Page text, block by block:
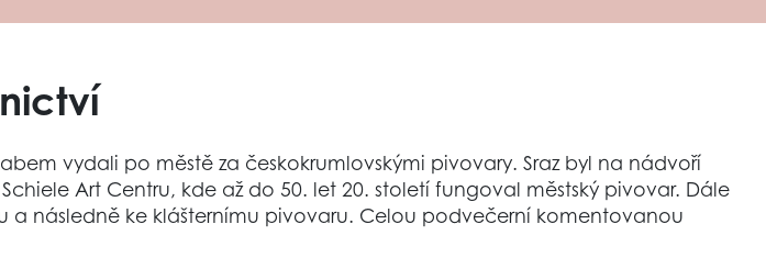
vydali po městě za českokrumlovskými pivovary. Sraz byl na nádvoří
Art Centru, kde až do 50. let 20. století fungoval městský pivovar. Dále
následně ke klášternímu pivovaru. Celou podvečerní komentovanou